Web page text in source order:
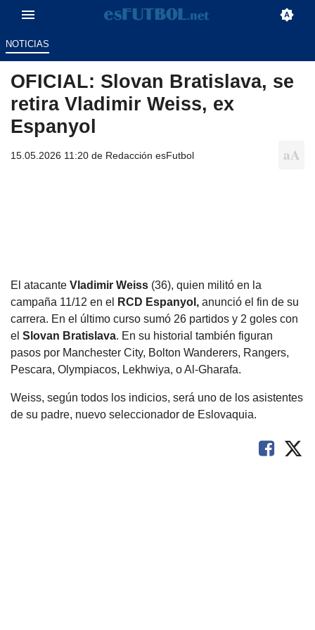
NOTICIAS
OFICIAL: Slovan Bratislava, se
retira Vladimir Weiss, ex
Espanyol
15.05.2026 11:20 de Redacción esFutbol
El atacante Vladimir Weiss (36), quien militó en la
campaña 11/12 en el
RCD Espanyol, anunció el fin de su
carrera. En el último curso sumó 26 partidos y 2 goles con
el Slovan Bratislava. En su historial también figuran
pasos por Manchester City, Bolton Wanderers, Rangers,
Pescara, Olympiacos, Lekhwiya, o Al-Gharafa.
Weiss, según todos los indicios, será uno de los asistentes
de su padre, nuevo seleccionador de Eslovaquia.